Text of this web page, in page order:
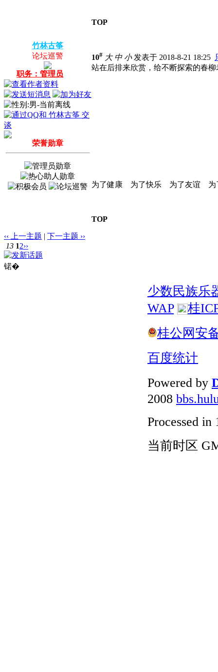
TOP
竹林古筝
论坛巡警
职务：管理员
荣誉勋章
10# 大 中 小发表于 2018-8-21 18:25
站在后排来欣赏，给不断探索的春
为了健康 为了快乐 为了友谊 为
TOP
‹‹ 上一主题 | 下一主题 ››
13 12››
锘�
少数民族乐
WAP
桂
桂公网安
百度统计
Powered by
2008
Processed in
当前时区